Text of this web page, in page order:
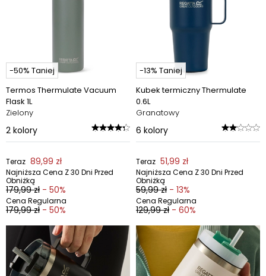
-50% Taniej
Termos Thermulate Vacuum
Flask 1L
Zielony
2 kolory
Teraz 89,99 zł
Najniższa Cena Z 30 Dni Przed
Obniżką
179,99 zł - 50%
Cena Regularna
179,99 zł - 50%
-13% Taniej
Kubek termiczny Thermulate
0.6L
Granatowy
6 kolory
Teraz 51,99 zł
Najniższa Cena Z 30 Dni Przed
Obniżką
59,99 zł - 13%
Cena Regularna
129,99 zł - 60%